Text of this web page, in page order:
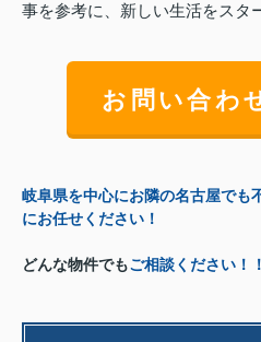
事を参考に、新しい生活をスタ
お問い合わ
岐阜県を中心にお隣の名古屋でも
にお任せください！
どんな物件でもご相談ください！！